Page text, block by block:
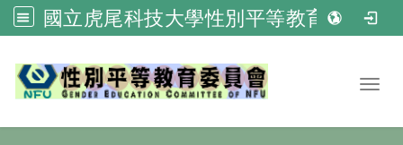
國立虎尾科技大學性別平等教育委員會